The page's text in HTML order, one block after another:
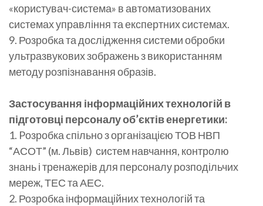
«користувач-система» в автоматизованих
системах управління та експертних системах.
9. Розробка та дослідження системи обробки
ультразвукових зображень з використанням
методу розпізнавання образів.
Застосування інформаційних технологій в
підготовці персоналу об’єктів енергетики:
1. Pозробка cпільно з організацією ТОВ НВП
“АСОТ” (м. Львів) систем навчання, контролю
знань і тренажерів для персоналу розподільчих
мереж, ТЕС та АЕС.
2. Розробка інформаційних технологій та